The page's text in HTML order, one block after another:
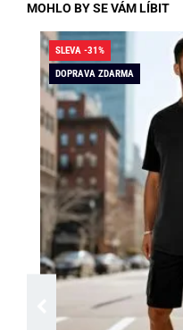
MOHLO BY SE VÁM LÍBIT
SLEVA -31%
DOPRAVA ZDARMA